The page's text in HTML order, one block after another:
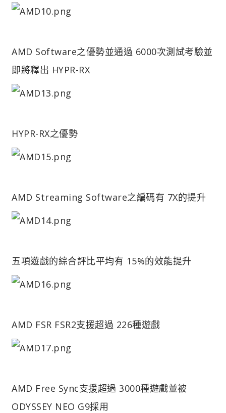
AMD Software之優勢並通過 6000次測試考驗並
即將釋出 HYPR-RX
HYPR-RX之優勢
AMD Streaming Software之編碼有 7X的提升
五項遊戲的綜合評比平均有 15%的效能提升
AMD FSR FSR2支援超過 226種遊戲
AMD Free Sync支援超過 3000種遊戲並被
ODYSSEY NEO G9採用